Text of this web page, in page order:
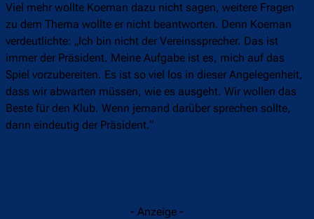
Viel mehr wollte Koeman dazu nicht sagen, weitere Fragen
zu dem Thema wollte er nicht beantworten. Denn Koeman
verdeutlichte: „Ich bin nicht der Vereinssprecher. Das ist
immer der Präsident. Meine Aufgabe ist es, mich auf das
Spiel vorzubereiten. Es ist so viel los in dieser Angelegenheit,
dass wir abwarten müssen, wie es ausgeht. Wir wollen das
Beste für den Klub. Wenn jemand darüber sprechen sollte,
dann eindeutig der Präsident.“
- Anzeige -